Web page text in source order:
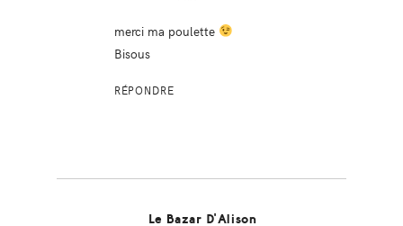
merci ma poulette
Bisous
RÉPONDRE
Le Bazar D'Alison